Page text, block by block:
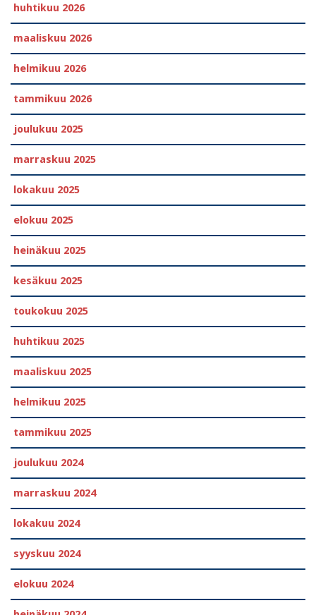
huhtikuu 2026
maaliskuu 2026
helmikuu 2026
tammikuu 2026
joulukuu 2025
marraskuu 2025
lokakuu 2025
elokuu 2025
heinäkuu 2025
kesäkuu 2025
toukokuu 2025
huhtikuu 2025
maaliskuu 2025
helmikuu 2025
tammikuu 2025
joulukuu 2024
marraskuu 2024
lokakuu 2024
syyskuu 2024
elokuu 2024